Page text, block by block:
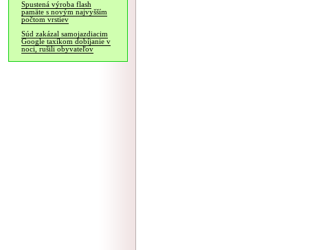
Spustená výroba flash
pamäte s novým najvyšším
počtom vrstiev
Súd zakázal samojazdiacim
Google taxíkom dobíjanie v
noci, rušili obyvateľov